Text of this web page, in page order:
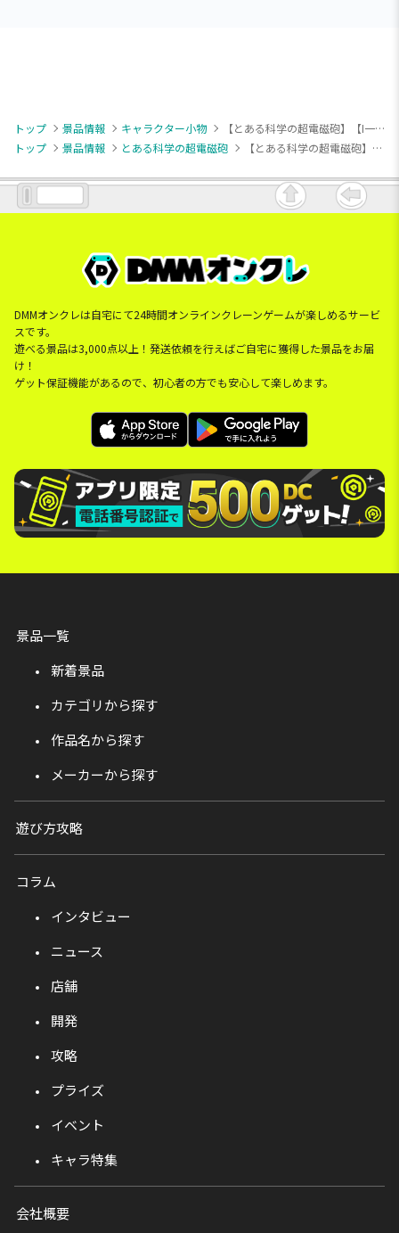
トップ 景品情報 キャラクター小物
【とある科学の超電磁砲】【I一方通行】とある科学の超電磁砲T ホログラム缶バッジ(EX)
トップ
景品情報 とある科学の超電磁砲 【とある科学の超電磁砲】【I一方通行】とある科学の超電磁砲T ホログラム缶バッジ(EX)
DMMオンクレは自宅にて24時間オンラインクレーンゲームが楽しめるサービ
スです。
遊べる景品は3,000点以上！発送依頼を行えばご自宅に獲得した景品をお届
け！
ゲット保証機能があるので、初心者の方でも安心して楽しめます。
景品一覧
新着景品
カテゴリから探す
作品名から探す
メーカーから探す
遊び方攻略
コラム
インタビュー
ニュース
店舗
開発
攻略
プライズ
イベント
キャラ特集
会社概要